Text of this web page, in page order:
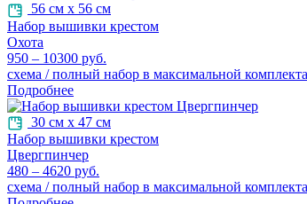
56 см х 56 см
Набор вышивки крестом
Охота
950 – 10300 руб.
схема / полный набор в максимальной
Подробнее
30 см х 47 см
Набор вышивки крестом
Цвергпинчер
480 – 4620 руб.
схема / полный набор в максимальной